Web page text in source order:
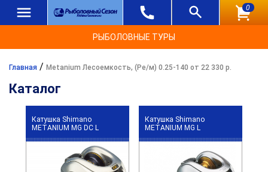
0
РЫБОЛОВНЫЕ ТУРЫ
Главная / Metanium Лесоемкость, (Ре/м) 0.25-140 от 22 330 р.
Каталог
Катушка Shimano
METANIUM MG DC L
Катушка Shimano
METANIUM MG L